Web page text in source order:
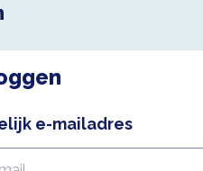
e-mailadres